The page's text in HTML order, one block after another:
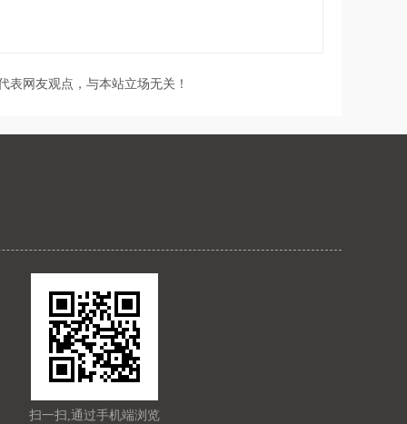
表网友观点，与本站立场无关！
扫一扫,通过手机端浏览